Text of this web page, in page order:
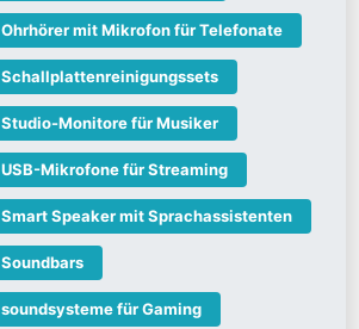
Ohrhörer mit Mikrofon für Telefonate
Schallplattenreinigungssets
Studio-Monitore für Musiker
USB-Mikrofone für Streaming
Smart Speaker mit Sprachassistenten
Soundbars
soundsysteme für Gaming